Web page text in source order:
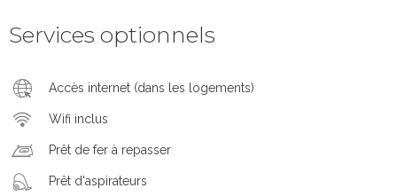
Services optionnels
Accès internet (dans les logements)
Wifi inclus
Prêt de fer à repasser
Prêt d'aspirateurs